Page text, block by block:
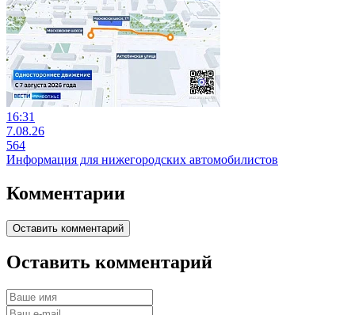
16:31
7.08.26
564
Информация для нижегородских автомобилистов
Комментарии
Оставить комментарий
Оставить комментарий